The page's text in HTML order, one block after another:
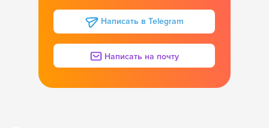
Написать в Telegram
Написать на почту